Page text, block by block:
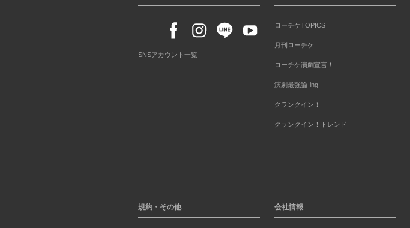
SNSアカウント一覧
ローチケTOPICS
月刊ローチケ
ローチケ演劇宣言！
演劇最強論-ing
クランクイン！
クランクイン！トレンド
規約・その他 会社情報